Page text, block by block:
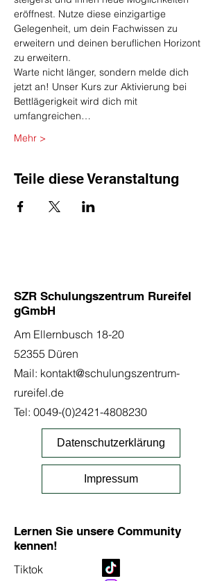
eröffnest. Nutze diese einzigartige
Gelegenheit, um dein Fachwissen zu
erweitern und deinen beruflichen Horizont
zu erweitern.
Warte nicht länger, sondern melde dich
jetzt an! Unser Kurs zur Aktivierung bei
Bettlägerigkeit wird dich mit
umfangreichen…
Mehr >
Teile diese Veranstaltung
SZR Schulungszentrum Rureifel
gGmbH
Am Ellernbusch 18-20
52355 Düren
Mail: kontakt@schulungszentrum-
rureifel.de
Tel: 0049-(0)2421-4808230
Datenschutzerklärung
Impressum
Lernen Sie unsere Community
kennen!
Tiktok